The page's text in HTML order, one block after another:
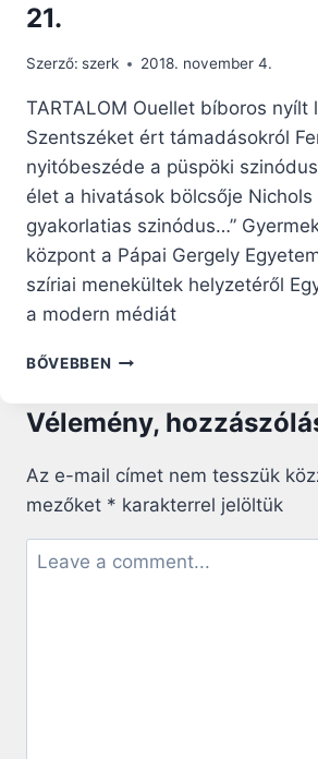
21.
Szerző: szerk 2018. november 4.
TARTALOM Ouellet bíboros nyílt
Szentszéket ért támadásokról
nyitóbeszéde a püspöki
élet a hivatások bölcsője Nichols
gyakorlatias szinódus…”
központ a Pápai Gergely
szíriai menekültek helyzetéről
a modern médiát
BŐVEBBEN RÓMAI
2018.
21.
Vélemény,
Az e-mail címet nem tesszük
mezőket * karakterrel jelöltük